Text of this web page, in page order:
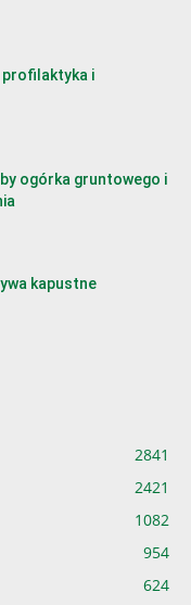
profilaktyka i
ogórka gruntowego i
kapustne
2841
2421
1082
954
624